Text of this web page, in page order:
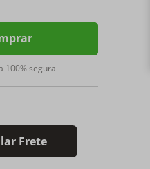
100% segura
Frete